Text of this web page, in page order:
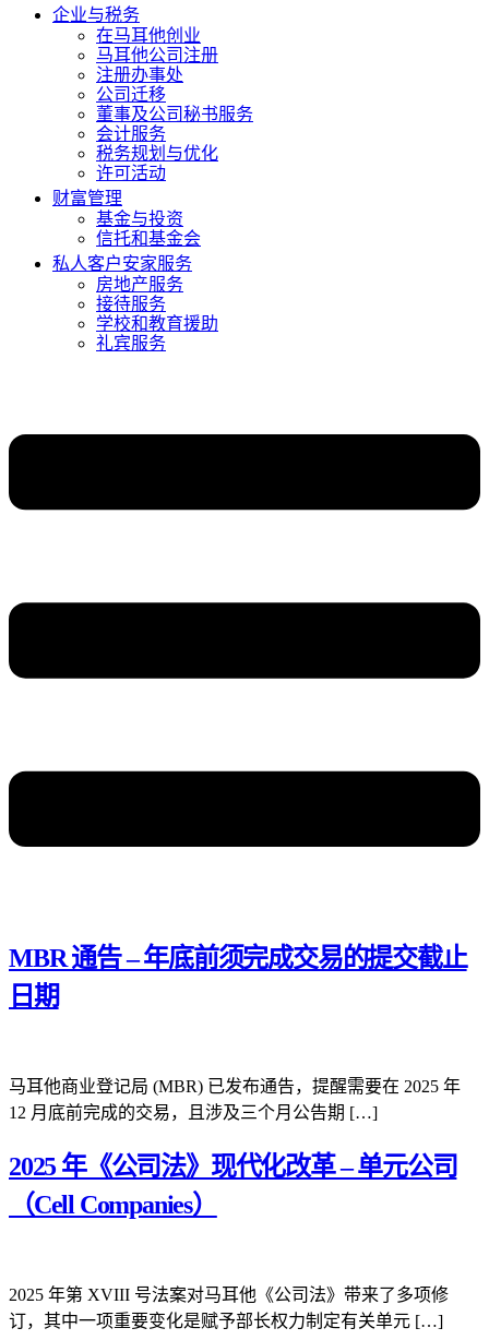
企业与税务
在马耳他创业
马耳他公司注册
注册办事处
公司迁移
董事及公司秘书服务
会计服务
税务规划与优化
许可活动
财富管理
基金与投资
信托和基金会
私人客户安家服务
房地产服务
接待服务
学校和教育援助
礼宾服务
MBR 通告 – 年底前须完成交易的提交截止
日期
马耳他商业登记局 (MBR) 已发布通告，提醒需要在 2025 年
12 月底前完成的交易，且涉及三个月公告期 […]
2025 年《公司法》现代化改革 – 单元公司
（Cell Companies）
2025 年第 XVIII 号法案对马耳他《公司法》带来了多项修
订，其中一项重要变化是赋予部长权力制定有关单元 […]